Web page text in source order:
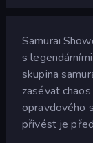
Samurai
s
skupina
zasévat
opravdového
přivést je